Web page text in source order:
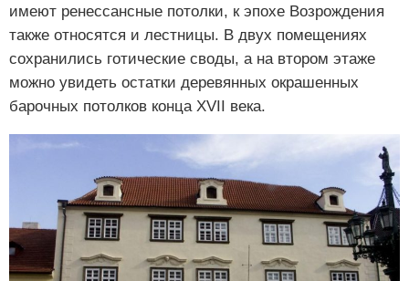
имеют ренессансные потолки, к эпохе Возрождения
также относятся и лестницы. В двух помещениях
сохранились готические своды, а на втором этаже
можно увидеть остатки деревянных окрашенных
барочных потолков конца XVII века.